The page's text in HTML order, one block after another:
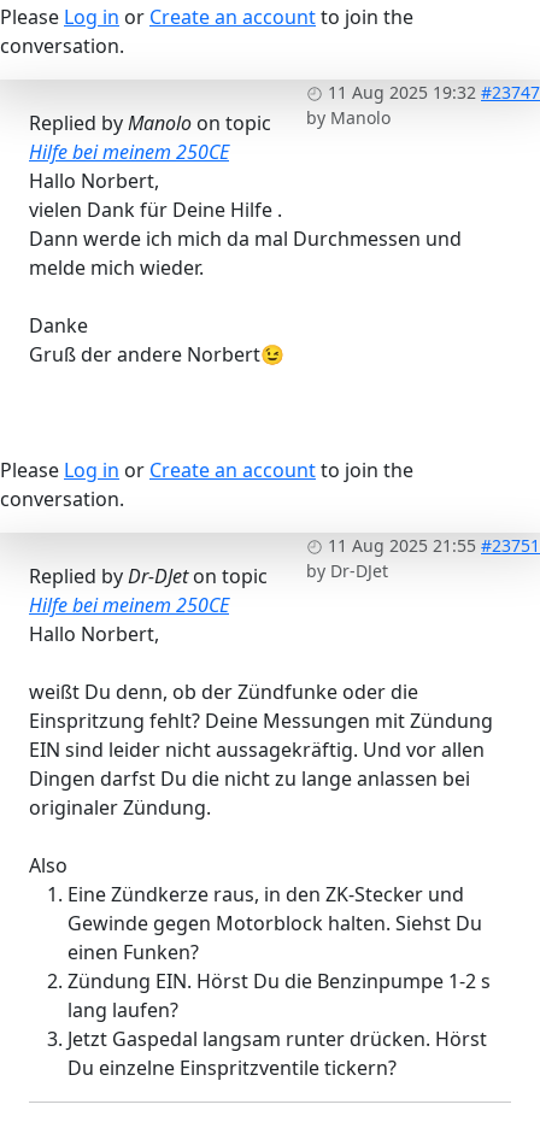
Please Log in or Create an accountto join the
conversation.
11 Aug 2025 19:32 #23747
by Manolo
Replied byManoloon topic
Hilfe bei meinem 250CE
Hallo Norbert,
vielen Dank für Deine Hilfe .
Dann werde ich mich da mal Durchmessen und
melde mich wieder.
Danke
Gruß der andere Norbert😉
Please Log in or Create an accountto join the
conversation.
11 Aug 2025 21:55 #23751
by Dr-DJet
Replied byDr-DJeton topic
Hilfe bei meinem 250CE
Hallo Norbert,
weißt Du denn, ob der Zündfunke oder die
Einspritzung fehlt? Deine Messungen mit Zündung
EIN sind leider nicht aussagekräftig. Und vor allen
Dingen darfst Du die nicht zu lange anlassen bei
originaler Zündung.
Also
Eine Zündkerze raus, in den ZK-Stecker und
Gewinde gegen Motorblock halten. Siehst Du
einen Funken?
Zündung EIN. Hörst Du die Benzinpumpe 1-2 s
lang laufen?
Jetzt Gaspedal langsam runter drücken. Hörst
Du einzelne Einspritzventile tickern?